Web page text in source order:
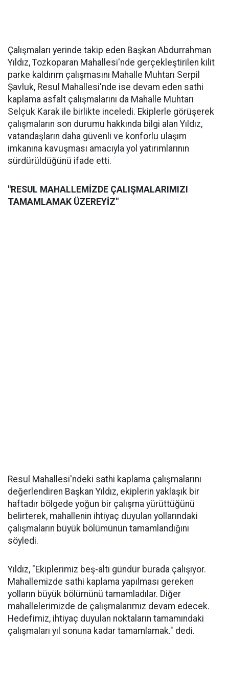
Çalışmaları yerinde takip eden Başkan Abdurrahman
Yıldız, Tozkoparan Mahallesi'nde gerçekleştirilen kilit
parke kaldırım çalışmasını Mahalle Muhtarı Serpil
Şavluk, Resul Mahallesi'nde ise devam eden sathi
kaplama asfalt çalışmalarını da Mahalle Muhtarı
Selçuk Karak ile birlikte inceledi. Ekiplerle görüşerek
çalışmaların son durumu hakkında bilgi alan Yıldız,
vatandaşların daha güvenli ve konforlu ulaşım
imkanına kavuşması amacıyla yol yatırımlarının
sürdürüldüğünü ifade etti.
"RESUL MAHALLEMİZDE ÇALIŞMALARIMIZI
TAMAMLAMAK ÜZEREYİZ"
Resul Mahallesi'ndeki sathi kaplama çalışmalarını
değerlendiren Başkan Yıldız, ekiplerin yaklaşık bir
haftadır bölgede yoğun bir çalışma yürüttüğünü
belirterek, mahallenin ihtiyaç duyulan yollarındaki
çalışmaların büyük bölümünün tamamlandığını
söyledi.
Yıldız, "Ekiplerimiz beş-altı gündür burada çalışıyor.
Mahallemizde sathi kaplama yapılması gereken
yolların büyük bölümünü tamamladılar. Diğer
mahallelerimizde de çalışmalarımız devam edecek.
Hedefimiz, ihtiyaç duyulan noktaların tamamındaki
çalışmaları yıl sonuna kadar tamamlamak." dedi.